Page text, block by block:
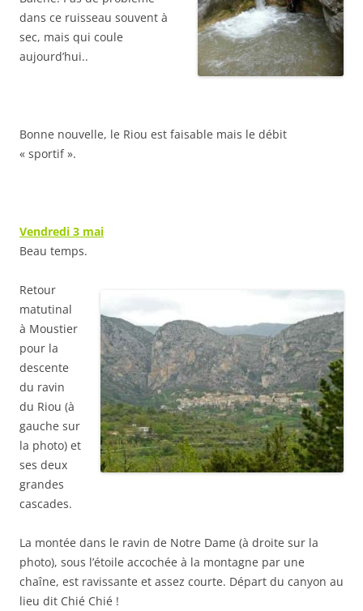
dans ce ruisseau souvent à
sec, mais qui coule
aujourd’hui..
Bonne nouvelle, le Riou est faisable mais le débit
« sportif ».
Vendredi 3 mai
Beau temps.
Retour
matutinal
à Moustier
pour la
descente
du ravin
du Riou (à
gauche sur
la photo) et
ses deux
grandes
cascades.
La montée dans le ravin de Notre Dame (à droite sur la
photo), sous l’étoile accochée à la montagne par une
chaîne, est ravissante et assez courte. Départ du canyon au
lieu dit Chié Chié !